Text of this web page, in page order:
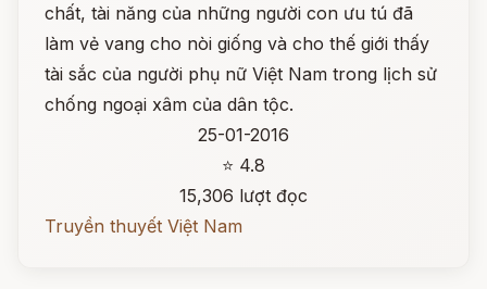
chất, tài năng của những người con ưu tú đã
làm vẻ vang cho nòi giống và cho thế giới thấy
tài sắc của người phụ nữ Việt Nam trong lịch sử
chống ngoại xâm của dân tộc.
25-01-2016
⭐ 4.8
15,306 lượt đọc
Truyền thuyết Việt Nam